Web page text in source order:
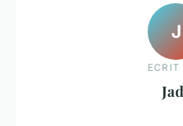
J
ECRIT